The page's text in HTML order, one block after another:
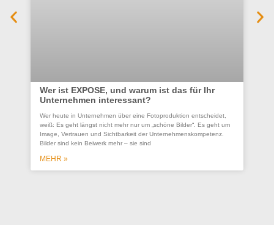
Wer ist EXPOSE, und warum ist das für Ihr
Unternehmen interessant?
Wer heute in Unternehmen über eine Fotoproduktion entscheidet,
weiß: Es geht längst nicht mehr nur um „schöne Bilder“. Es geht um
Image, Vertrauen und Sichtbarkeit der Unternehmenskompetenz.
Bilder sind kein Beiwerk mehr – sie sind
MEHR »